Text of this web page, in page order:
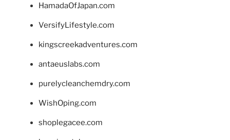
HamadaOfJapan.com
VersifyLifestyle.com
kingscreekadventures.com
antaeuslabs.com
purelycleanchemdry.com
WishOping.com
shoplegacee.com